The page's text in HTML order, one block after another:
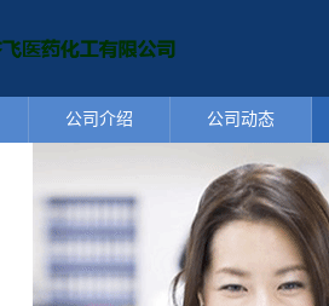
公司介绍 公司动态